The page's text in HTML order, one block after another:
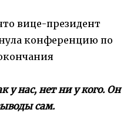
вице-президент
конференцию по
у нас, нет ни у кого. Он
сам.